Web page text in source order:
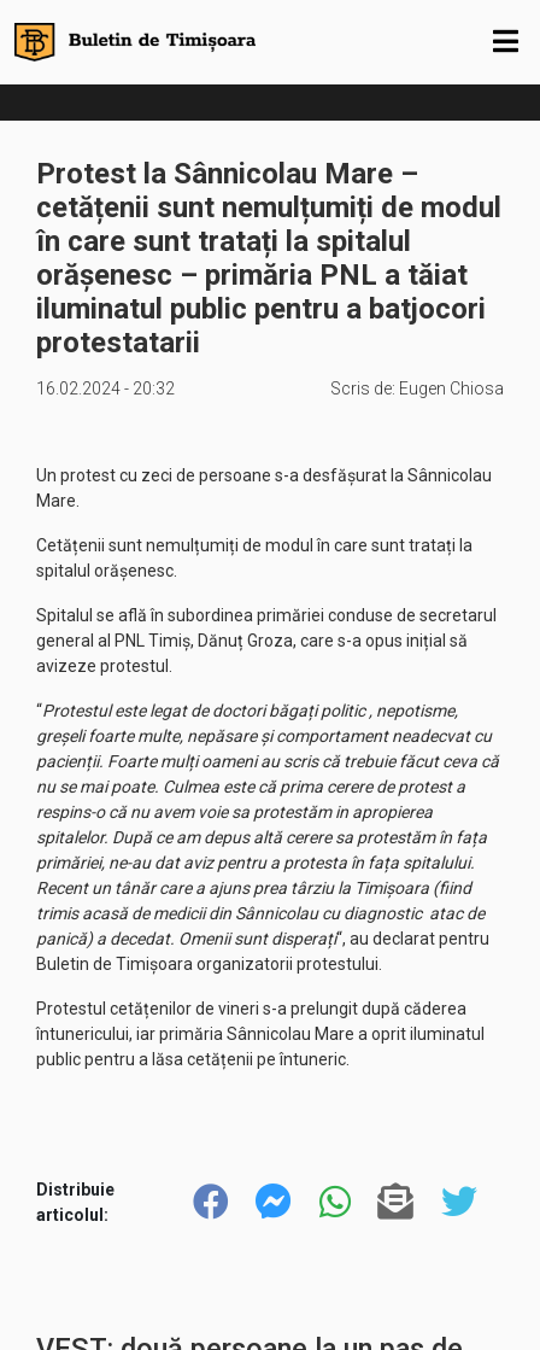
Protest la Sânnicolau Mare –
cetățenii sunt nemulțumiți de modul
în care sunt tratați la spitalul
orășenesc – primăria PNL a tăiat
iluminatul public pentru a batjocori
protestatarii
16.02.2024 - 20:32 Scris de: Eugen Chiosa
Un protest cu zeci de persoane s-a desfășurat la Sânnicolau
Mare.
Cetățenii sunt nemulțumiți de modul în care sunt tratați la
spitalul orășenesc.
Spitalul se află în subordinea primăriei conduse de secretarul
general al PNL Timiș, Dănuț Groza, care s-a opus inițial să
avizeze protestul.
“Protestul este legat de doctori băgați politic , nepotisme,
greșeli foarte multe, nepăsare și comportament neadecvat cu
pacienții. Foarte mulți oameni au scris că trebuie făcut ceva că
nu se mai poate. Culmea este că prima cerere de protest a
respins-o că nu avem voie sa protestăm in apropierea
spitalelor. După ce am depus altă cerere sa protestăm în fața
primăriei, ne-au dat aviz pentru a protesta în fața spitalului.
Recent un tânăr care a ajuns prea târziu la Timișoara (fiind
trimis acasă de medicii din Sânnicolau cu diagnostic atac de
panică) a decedat. Omenii sunt disperați“, au declarat pentru
Buletin de Timișoara organizatorii protestului.
Protestul cetățenilor de vineri s-a prelungit după căderea
întunericului, iar primăria Sânnicolau Mare a oprit iluminatul
public pentru a lăsa cetățenii pe întuneric.
Distribuie
articolul: